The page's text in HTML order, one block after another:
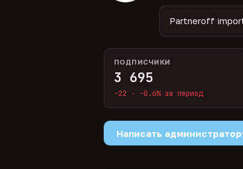
Partneroff
ПОДПИСЧИКИ
3 695
-22 · -0.6% за период
Написать